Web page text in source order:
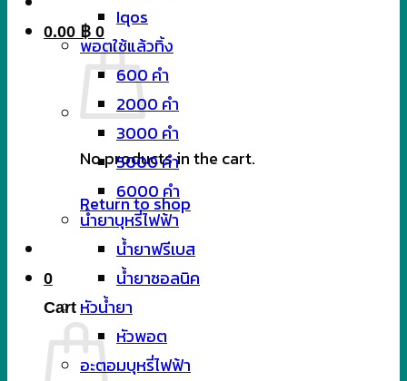
0.00 ฿ 0
No products in the cart.
Return to shop
0
Cart
Iqos
พอตใช้แล้วทิ้ง
600 คำ
2000 คำ
3000 คำ
5000 คำ
6000 คำ
น้ำยาบุหรี่ไฟฟ้า
น้ำยาฟรีเบส
น้ำยาซอลนิค
หัวน้ำยา
หัวพอต
อะตอมบุหรี่ไฟฟ้า